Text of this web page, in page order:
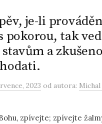
je-li
pokorou, tak
a
2023 od autora:
zpívejte; zpívejte